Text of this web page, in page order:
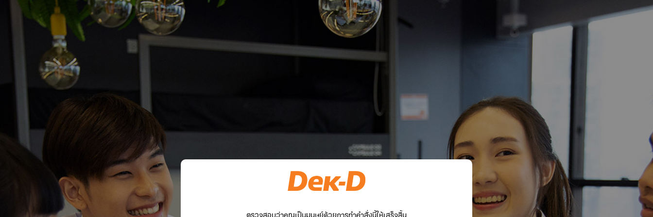
ตรวจสอบว่าคุณเป็นมนุษย์ด้วยการทำคำสั่งนี้ให้เสร็จสิ้น